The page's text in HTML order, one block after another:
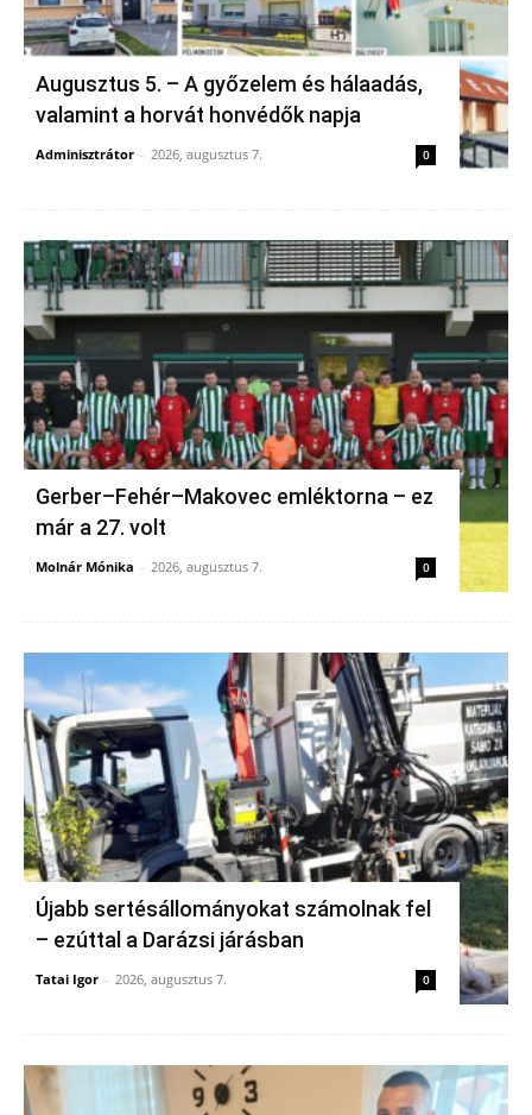
Augusztus 5. – A győzelem és hálaadás,
valamint a horvát honvédők napja
Adminisztrátor - 2026, augusztus 7. 0
Gerber–Fehér–Makovec emléktorna – ez
már a 27. volt
Molnár Mónika - 2026, augusztus 7. 0
Újabb sertésállományokat számolnak fel
– ezúttal a Darázsi járásban
Tatai Igor - 2026, augusztus 7. 0